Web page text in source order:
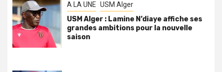
A LA UNE USM Alger
USM Alger : Lamine N’diaye affiche ses
grandes ambitions pour la nouvelle
saison